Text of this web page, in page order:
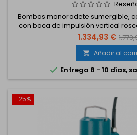
Bombas monorodete sumergible,
con boca de impulsión vertical
trifásico 230/400 V.
1.334,93 €
 Añadir al
 Entrega 8 - 10 días,
-25%